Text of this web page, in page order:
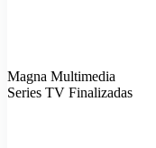
Magna Multimedia
Series TV Finalizadas